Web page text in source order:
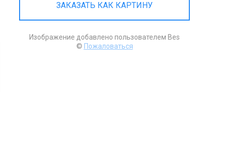
ЗАКАЗАТЬ КАК КАРТИНУ
Изображение добавлено пользователем Bes
© Пожаловаться